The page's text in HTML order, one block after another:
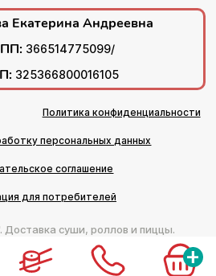
+
Екатерина Андреевна
366514775099/
325366800016105
Политика конфиденциальности
персональных данных
соглашение
для потребителей
суши, роллов и пиццы.